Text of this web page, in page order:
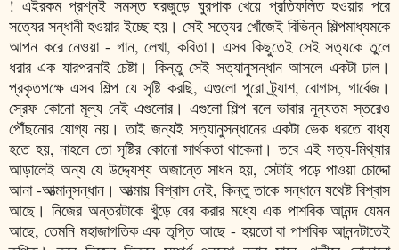
! এইরকম প্রশ্নই সমস্ত ঘরজুড়ে ঘুরপাক খেয়ে প্রতিফলিত হওয়ার পরে
সত্যের সন্ধানী হওয়ার ইচ্ছে হয়। সেই সত্যের খোঁজেই বিভিন্ন শিল্পমাধ্যমকে
আপন করে নেওয়া - গান, লেখা, কবিতা। এসব কিছুতেই সেই সত্যকে তুলে
ধরার এক যারপরনাই চেষ্টা। কিন্তু সেই সত্যানুসন্ধান আসলে একটা ঢাল।
প্রকৃতপক্ষে এসব শিল্প যে সৃষ্টি করছি, এগুলো পুরো ট্র্যাশ, বোগাস, গার্বেজ।
স্রেফ কোনো মূল্য নেই এগুলোর। এগুলো শিল্প বলে ভাবার নূন্যতম স্তরেও
পৌঁছনোর যোগ্য নয়। তাই জন্যই সত্যানুসন্ধানের একটা ভেক ধরতে বাধ্য
হতে হয়, নাহলে তো সৃষ্টির কোনো সার্থকতা থাকেনা। তবে এই সত্য-মিথ্যার
আড়ালেই অন্য যে উদ্দ্যেশ্য অজান্তে সাধন হয়, সেটাই পড়ে পাওয়া চোদ্দো
আনা -আত্মানুসন্ধান। আত্মায় বিশ্বাস নেই, কিন্তু তাকে সন্ধানে যথেষ্ট বিশ্বাস
আছে। নিজের অন্তরটাকে খুঁড়ে বের করার মধ্যে এক পাশবিক আনন্দ যেমন
আছে, তেমনি মহাজাগতিক এক তৃপ্তি আছে - হয়তো বা পাশবিক আনন্দটাতেই